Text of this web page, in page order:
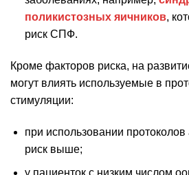
поликистозных яичников,
риск СПФ.
Кроме факторов риска, на
могут влиять используемые в
стимуляции:
при использовании протоколов
риск выше;